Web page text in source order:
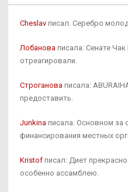
Cheslav писал: Серебро
Лобанова писала: Сенате
отреагировали.
Строганова писала:
предоставить.
Junkina писала: Основном за
финансирования местных
Kristof писал: Диет
особенно ассамблею.